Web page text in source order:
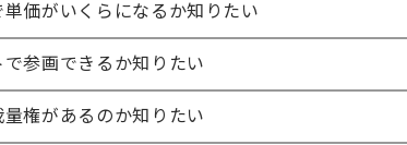
時間〜180時間
単価がいくらになるか知りたい
で参画できるか知りたい
量権があるのか知りたい